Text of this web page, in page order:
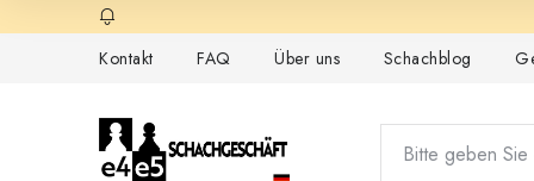
Inhalt
Kontakt
FAQ Über uns Schachblog